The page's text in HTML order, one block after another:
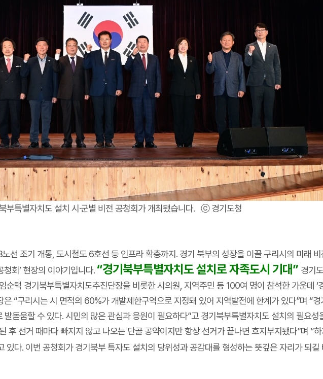
부특별자치도 설치 시·군별 비전 공청회가 개최됐습니다. ⓒ 경기도청
선 조기 개통, 도시철도 6호선 등 인프라 확충까지. 경기 북부의 성장을 이끌 구리시의 미래
회’ 현장의 이야기입니다.“경기북부특별자치도 설치로 자족도시 기대” 경기
순택 경기북부특별자치도추진단장을 비롯한 시의원, 지역주민 등 100여 명이 참석한 가운데 ‘
“구리시는 시 면적의 60%가 개발제한구역으로 지정돼 있어 지역발전에 한계가 있다”며 “
돋움할 수 있다. 시민의 많은 관심과 응원이 필요하다”고 경기북부특별자치도 설치의 필요
후 선거 때마다 빠지지 않고 나오는 단골 공약이지만 항상 선거가 끝나면 흐지부지됐다”며 “
있다. 이번 공청회가 경기북부 특자도 설치의 당위성과 공감대를 형성하는 뜻깊은 자리가 되